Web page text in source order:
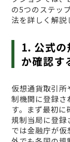
の5つのステッ
法を詳しく解説
1. 公式
か確認す
仮想通貨取引所
制機関に登録さ
す。まず最初に
規制当局に登録
では金融庁が